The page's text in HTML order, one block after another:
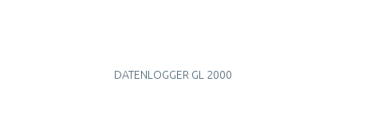
DATENLOGGER GL 2000